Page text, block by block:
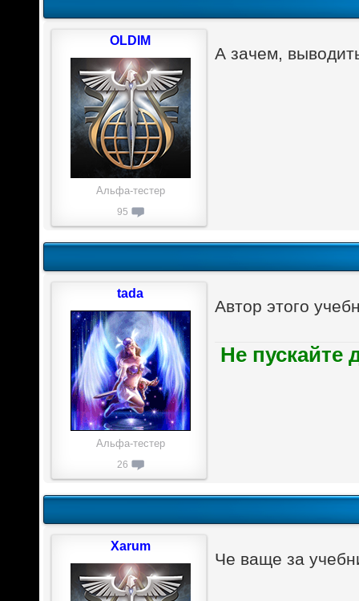
А зачем,
OLDIM
Альфа-тестер
95
Автор этого
Не пускайте
tada
Альфа-тестер
26
Че ваще за
Xarum